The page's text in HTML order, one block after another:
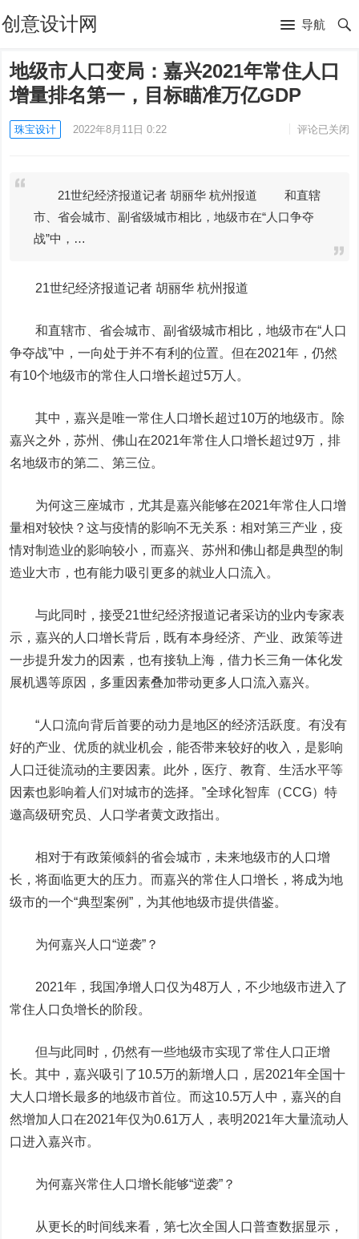
创意设计网 导航
地级市人口变局：嘉兴2021年常住人口
增量排名第一，目标瞄准万亿GDP
珠宝设计 2022年8月11日 0:22 评论已关闭
21世纪经济报道记者 胡丽华 杭州报道 和直辖
市、省会城市、副省级城市相比，地级市在“人口争夺
战”中，…
21世纪经济报道记者 胡丽华 杭州报道
和直辖市、省会城市、副省级城市相比，地级市在“人口
争夺战”中，一向处于并不有利的位置。但在2021年，仍然
有10个地级市的常住人口增长超过5万人。
其中，嘉兴是唯一常住人口增长超过10万的地级市。除
嘉兴之外，苏州、佛山在2021年常住人口增长超过9万，排
名地级市的第二、第三位。
为何这三座城市，尤其是嘉兴能够在2021年常住人口增
量相对较快？这与疫情的影响不无关系：相对第三产业，疫
情对制造业的影响较小，而嘉兴、苏州和佛山都是典型的制
造业大市，也有能力吸引更多的就业人口流入。
与此同时，接受21世纪经济报道记者采访的业内专家表
示，嘉兴的人口增长背后，既有本身经济、产业、政策等进
一步提升发力的因素，也有接轨上海，借力长三角一体化发
展机遇等原因，多重因素叠加带动更多人口流入嘉兴。
“人口流向背后首要的动力是地区的经济活跃度。有没有
好的产业、优质的就业机会，能否带来较好的收入，是影响
人口迁徙流动的主要因素。此外，医疗、教育、生活水平等
因素也影响着人们对城市的选择。”全球化智库（CCG）特
邀高级研究员、人口学者黄文政指出。
相对于有政策倾斜的省会城市，未来地级市的人口增
长，将面临更大的压力。而嘉兴的常住人口增长，将成为地
级市的一个“典型案例”，为其他地级市提供借鉴。
为何嘉兴人口“逆袭”？
2021年，我国净增人口仅为48万人，不少地级市进入了
常住人口负增长的阶段。
但与此同时，仍然有一些地级市实现了常住人口正增
长。其中，嘉兴吸引了10.5万的新增人口，居2021年全国十
大人口增长最多的地级市首位。而这10.5万人中，嘉兴的自
然增加人口在2021年仅为0.61万人，表明2021年大量流动人
口进入嘉兴市。
为何嘉兴常住人口增长能够“逆袭”？
从更长的时间线来看，第七次全国人口普查数据显示，